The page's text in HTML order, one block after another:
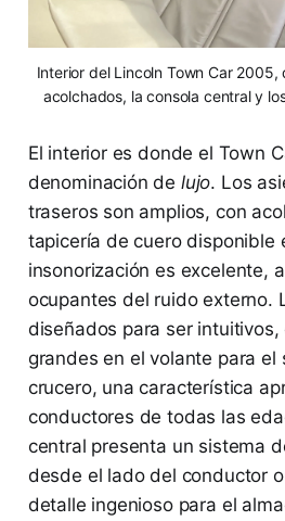
Interior del Lincoln Town Car
acolchados, la consola central y
El interior es donde el Town
denominación de lujo. Los
traseros son amplios, con
tapicería de cuero disponible
insonorización es excelente,
ocupantes del ruido externo.
diseñados para ser
grandes en el volante para
crucero, una característica
conductores de todas las
central presenta un sistema
desde el lado del conductor
detalle ingenioso para el